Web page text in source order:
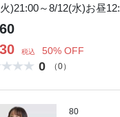
)21:00～8/12(水)お昼
税込 50% OFF
0 （0）
80